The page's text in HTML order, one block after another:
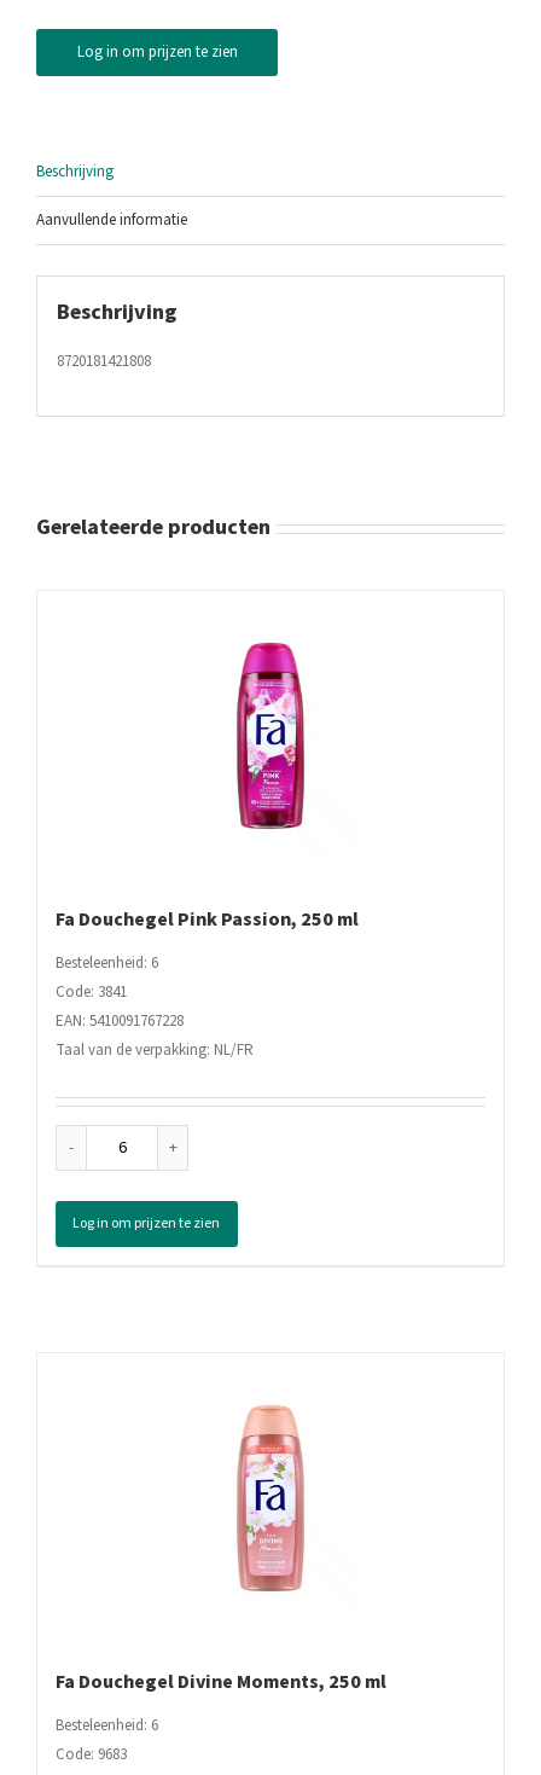
Log in om prijzen te zien
Beschrijving
Aanvullende informatie
Beschrijving
8720181421808
Gerelateerde producten
Fa Douchegel Pink Passion, 250 ml
Besteleenheid: 6
Code: 3841
EAN: 5410091767228
Taal van de verpakking: NL/FR
Fa
Pink
Passion,
250
Log in om prijzen te zien
Fa Douchegel Divine Moments, 250 ml
Besteleenheid: 6
Code: 9683